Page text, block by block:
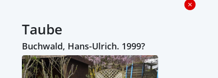
Taube
Buchwald, Hans-Ulrich. 1999?